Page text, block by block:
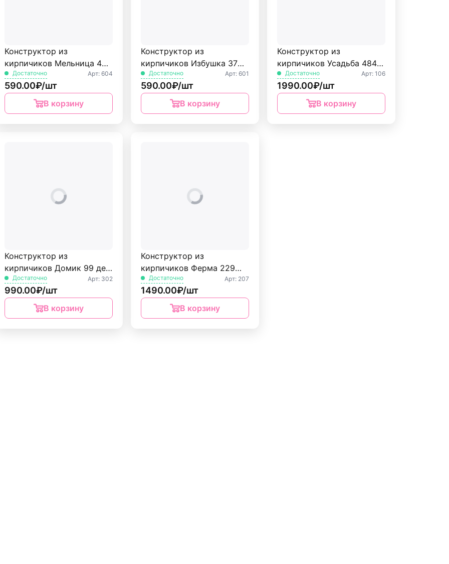
Конструктор из
кирпичиков Мельница 40
дет. БрикМастер
Достаточно Арт: 604
590.00₽/шт
В корзину
Конструктор из
кирпичиков Избушка 37
дет. БрикМастер
Достаточно Арт: 601
590.00₽/шт
В корзину
Конструктор из
кирпичиков Усадьба 484
дет. БрикМастер
Достаточно Арт: 106
1990.00₽/шт
В корзину
Конструктор из
кирпичиков Домик 99 дет.
БрикМастер
Достаточно Арт: 302
990.00₽/шт
В корзину
Конструктор из
кирпичиков Ферма 229
дет. БрикМастер
Достаточно Арт: 207
1490.00₽/шт
В корзину